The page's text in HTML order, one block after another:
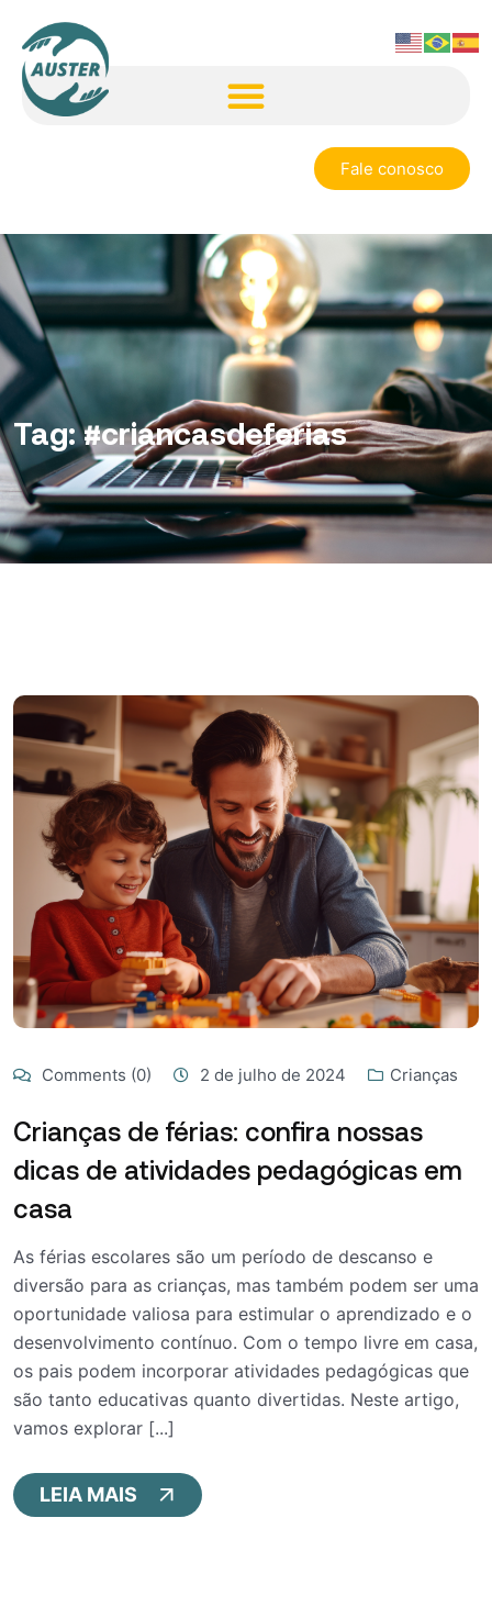
Fale conosco
Tag:#criancasdeferias
Comments (0) 2 de julho de 2024 Crianças
Crianças de férias: confira nossas
dicas de atividades pedagógicas em
casa
As férias escolares são um período de descanso e
diversão para as crianças, mas também podem ser uma
oportunidade valiosa para estimular o aprendizado e o
desenvolvimento contínuo. Com o tempo livre em casa,
os pais podem incorporar atividades pedagógicas que
são tanto educativas quanto divertidas. Neste artigo,
vamos explorar [...]
LEIA MAIS